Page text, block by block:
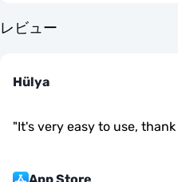
レビュー
Hülya
"It's very easy to use, thank